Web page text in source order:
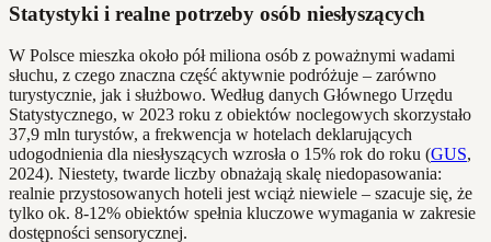
Statystyki i realne potrzeby osób niesłyszących
W Polsce mieszka około pół miliona osób z poważnymi wadami
słuchu, z czego znaczna część aktywnie podróżuje – zarówno
turystycznie, jak i służbowo. Według danych Głównego Urzędu
Statystycznego, w 2023 roku z obiektów noclegowych skorzystało
37,9 mln turystów, a frekwencja w hotelach deklarujących
udogodnienia dla niesłyszących wzrosła o 15% rok do roku (GUS,
2024). Niestety, twarde liczby obnażają skalę niedopasowania:
realnie przystosowanych hoteli jest wciąż niewiele – szacuje się, że
tylko ok. 8-12% obiektów spełnia kluczowe wymagania w zakresie
dostępności sensorycznej.